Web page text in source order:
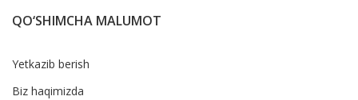
QO‘SHIMCHA MALUMOT
Yetkazib berish
Biz haqimizda